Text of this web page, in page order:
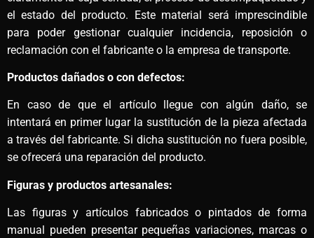
el estado del producto. Este material será imprescindible
para poder gestionar cualquier incidencia, reposición o
reclamación con el fabricante o la empresa de transporte.
Productos dañados o con defectos:
En caso de que el artículo llegue con algún daño, se
intentará en primer lugar la sustitución de la pieza afectada
a través del fabricante. Si dicha sustitución no fuera posible,
se ofrecerá una reparación del producto.
Figuras y productos artesanales:
Las figuras y artículos fabricados o pintados de forma
manual pueden presentar pequeñas variaciones, marcas o